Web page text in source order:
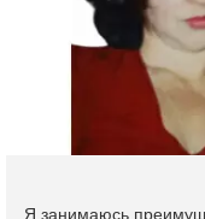
Я занимаюсь